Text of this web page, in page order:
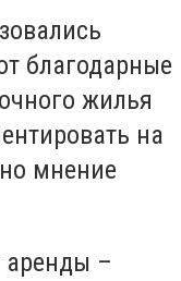
благодарные
жилья
на
мнение
аренды –